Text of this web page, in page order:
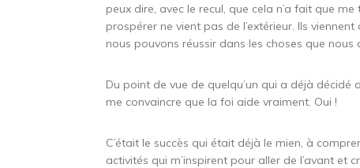
peux dire, avec le recul, que cela n’a fait que
prospérer ne vient pas de l’extérieur. Ils
nous pouvons réussir dans les choses que
Du point de vue de quelqu’un qui a déjà
me convaincre que la foi aide vraiment. Oui !
C’était le succès qui était déjà le mien, à
activités qui m’inspirent pour aller de l’avant et